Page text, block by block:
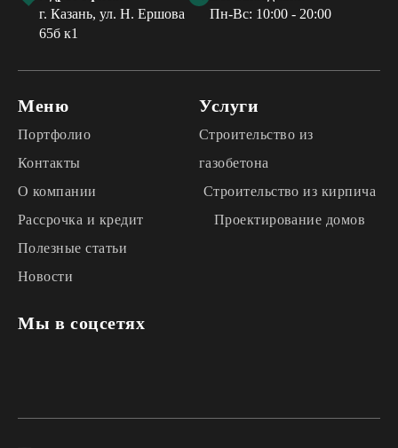
г. Казань, ул. Н. Ершова
65б к1
Пн-Вс: 10:00 - 20:00
Меню
Портфолио
Контакты
О компании
Рассрочка и кредит
Полезные статьи
Новости
Мы в соцсетях
Услуги
Строительство из
газобетона
Строительство из кирпича
Проектирование домов